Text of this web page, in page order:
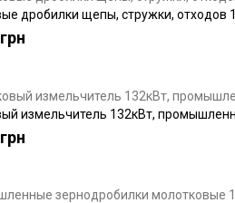
дробилки щепы, стружки, отходов
измельчитель 132кВт,